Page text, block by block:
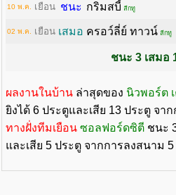
10 พ.ค. เยือน ชนะ กริมสบี้ ลีกทู
02 พ.ค. เยือน เสมอ ครอว์ลี่ย์ ทาวน์ ลีกทู
ชนะ 3 เสมอ
ผลงานในบ้าน ล่าสุดของ นิวพอร์ต
ยิงได้ 6 ประตูและเสีย 13 ประตู จ
ทางฝั่งทีมเยือน ซอลฟอร์ดซิตี ชนะ
และเสีย 5 ประตู จากการลงสนาม